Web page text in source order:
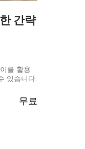
간략
를 활용
있습니다.
무료